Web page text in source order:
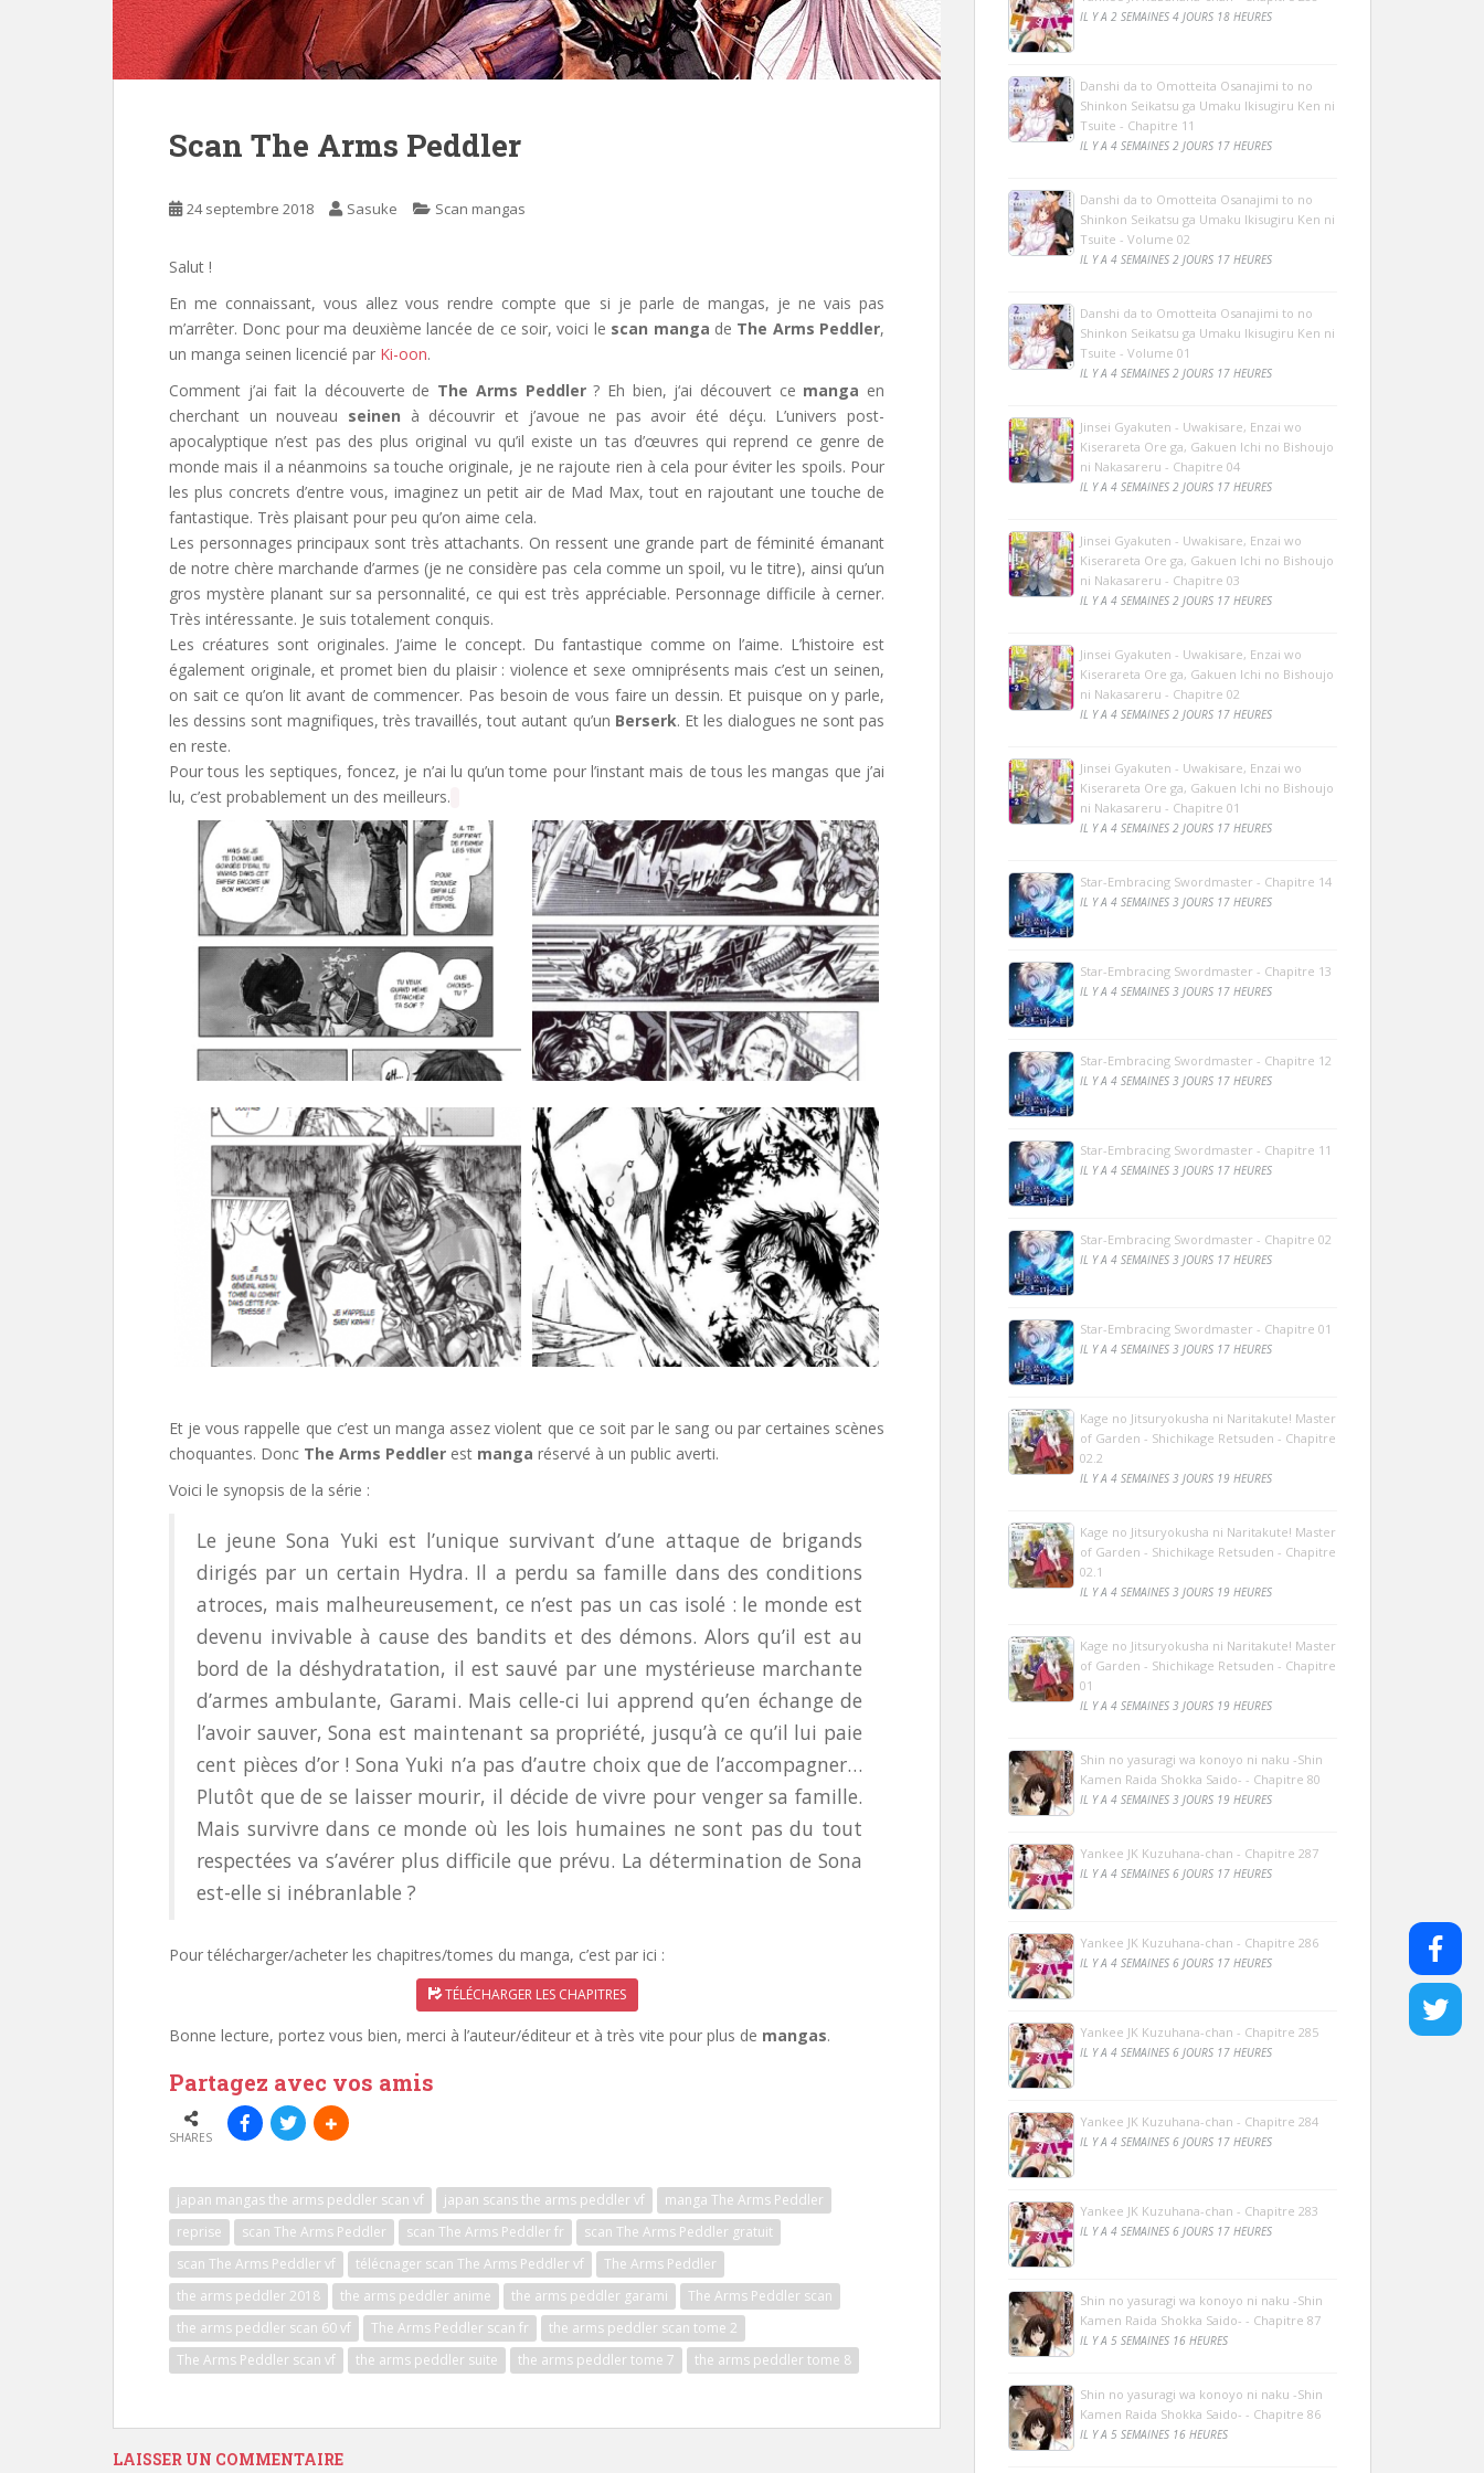
Scan The Arms Peddler
24 septembre 2018 Sasuke Scan mangas
Salut !
En me connaissant, vous allez vous rendre compte que si je parle de mangas, je ne vais pas
m’arrêter. Donc pour ma deuxième lancée de ce soir, voici le scan manga de The Arms Peddler,
un manga seinen licencié par Ki-oon.
Comment j’ai fait la découverte de The Arms Peddler? Eh bien, j‘ai découvert ce manga en
cherchant un nouveau seinen à découvrir et j’avoue ne pas avoir été déçu. L’univers post-
apocalyptique n’est pas des plus original vu qu’il existe un tas d’œuvres qui reprend ce genre de
monde mais il a néanmoins sa touche originale, je ne rajoute rien à cela pour éviter les spoils. Pour
les plus concrets d’entre vous, imaginez un petit air de Mad Max, tout en rajoutant une touche de
fantastique. Très plaisant pour peu qu’on aime cela.
Les personnages principaux sont très attachants. On ressent une grande part de féminité émanant
de notre chère marchande d’armes (je ne considère pas cela comme un spoil, vu le titre), ainsi qu’un
gros mystère planant sur sa personnalité, ce qui est très appréciable. Personnage difficile à cerner.
Très intéressante. Je suis totalement conquis.
Les créatures sont originales. J’aime le concept. Du fantastique comme on l’aime. L’histoire est
également originale, et promet bien du plaisir : violence et sexe omniprésents mais c’est un seinen,
on sait ce qu’on lit avant de commencer. Pas besoin de vous faire un dessin. Et puisque on y parle,
les dessins sont magnifiques, très travaillés, tout autant qu’un Berserk. Et les dialogues ne sont pas
en reste.
Pour tous les septiques, foncez, je n’ai lu qu’un tome pour l’instant mais de tous les mangas que j’ai
lu, c’est probablement un des meilleurs.
Et je vous rappelle que c’est un manga assez violent que ce soit par le sang ou par certaines scènes
choquantes. Donc The Arms Peddler est manga réservé à un public averti.
Voici le synopsis de la série :
Le jeune Sona Yuki est l’unique survivant d’une attaque de brigands
dirigés par un certain Hydra. Il a perdu sa famille dans des conditions
atroces, mais malheureusement, ce n’est pas un cas isolé : le monde est
devenu invivable à cause des bandits et des démons. Alors qu’il est au
bord de la déshydratation, il est sauvé par une mystérieuse marchante
d’armes ambulante, Garami. Mais celle-ci lui apprend qu’en échange de
l’avoir sauver, Sona est maintenant sa propriété, jusqu’à ce qu’il lui paie
cent pièces d’or ! Sona Yuki n’a pas d’autre choix que de l’accompagner…
Plutôt que de se laisser mourir, il décide de vivre pour venger sa famille.
Mais survivre dans ce monde où les lois humaines ne sont pas du tout
respectées va s’avérer plus difficile que prévu. La détermination de Sona
est-elle si inébranlable ?
Pour télécharger/acheter les chapitres/tomes du manga, c’est par ici :
TÉLÉCHARGER LES CHAPITRES
Bonne lecture, portez vous bien, merci à l’auteur/éditeur et à très vite pour plus de mangas.
Partagez avec vos amis
SHARES
japan mangas the arms peddler scan vf japan scans the arms peddler vf
manga The Arms Peddler
reprise
scan The Arms Peddler scan The Arms Peddler fr
scan The Arms Peddler gratuit
scan The Arms Peddler vf
télécnager scan The Arms Peddler vf
The Arms Peddler
the arms peddler 2018
the arms peddler anime the arms peddler garami
The Arms Peddler scan
the arms peddler scan 60 vf
The Arms Peddler scan fr
the arms peddler scan tome 2
The Arms Peddler scan vf
the arms peddler suite the arms peddler tome 7 the arms peddler tome 8
LAISSER UN COMMENTAIRE
IL Y A 2 SEMAINES 4 JOURS 18 HEURES
Danshi da to Omotteita Osanajimi to no
Shinkon Seikatsu ga Umaku Ikisugiru Ken ni
Tsuite - Chapitre 11
IL Y A 4 SEMAINES 2 JOURS 17 HEURES
Danshi da to Omotteita Osanajimi to no
Shinkon Seikatsu ga Umaku Ikisugiru Ken ni
Tsuite - Volume 02
IL Y A 4 SEMAINES 2 JOURS 17 HEURES
Danshi da to Omotteita Osanajimi to no
Shinkon Seikatsu ga Umaku Ikisugiru Ken ni
Tsuite - Volume 01
IL Y A 4 SEMAINES 2 JOURS 17 HEURES
Jinsei Gyakuten - Uwakisare, Enzai wo
Kiserareta Ore ga, Gakuen Ichi no Bishoujo
ni Nakasareru - Chapitre 04
IL Y A 4 SEMAINES 2 JOURS 17 HEURES
Jinsei Gyakuten - Uwakisare, Enzai wo
Kiserareta Ore ga, Gakuen Ichi no Bishoujo
ni Nakasareru - Chapitre 03
IL Y A 4 SEMAINES 2 JOURS 17 HEURES
Jinsei Gyakuten - Uwakisare, Enzai wo
Kiserareta Ore ga, Gakuen Ichi no Bishoujo
ni Nakasareru - Chapitre 02
IL Y A 4 SEMAINES 2 JOURS 17 HEURES
Jinsei Gyakuten - Uwakisare, Enzai wo
Kiserareta Ore ga, Gakuen Ichi no Bishoujo
ni Nakasareru - Chapitre 01
IL Y A 4 SEMAINES 2 JOURS 17 HEURES
Star-Embracing Swordmaster - Chapitre 14
IL Y A 4 SEMAINES 3 JOURS 17 HEURES
Star-Embracing Swordmaster - Chapitre 13
IL Y A 4 SEMAINES 3 JOURS 17 HEURES
Star-Embracing Swordmaster - Chapitre 12
IL Y A 4 SEMAINES 3 JOURS 17 HEURES
Star-Embracing Swordmaster - Chapitre 11
IL Y A 4 SEMAINES 3 JOURS 17 HEURES
Star-Embracing Swordmaster - Chapitre 02
IL Y A 4 SEMAINES 3 JOURS 17 HEURES
Star-Embracing Swordmaster - Chapitre 01
IL Y A 4 SEMAINES 3 JOURS 17 HEURES
Kage no Jitsuryokusha ni Naritakute! Master
of Garden - Shichikage Retsuden - Chapitre
02.2
IL Y A 4 SEMAINES 3 JOURS 19 HEURES
Kage no Jitsuryokusha ni Naritakute! Master
of Garden - Shichikage Retsuden - Chapitre
02.1
IL Y A 4 SEMAINES 3 JOURS 19 HEURES
Kage no Jitsuryokusha ni Naritakute! Master
of Garden - Shichikage Retsuden - Chapitre
01
IL Y A 4 SEMAINES 3 JOURS 19 HEURES
Shin no yasuragi wa konoyo ni naku -Shin
Kamen Raida Shokka Saido- - Chapitre 80
IL Y A 4 SEMAINES 3 JOURS 19 HEURES
Yankee JK Kuzuhana-chan - Chapitre 287
IL Y A 4 SEMAINES 6 JOURS 17 HEURES
Yankee JK Kuzuhana-chan - Chapitre 286
IL Y A 4 SEMAINES 6 JOURS 17 HEURES
Yankee JK Kuzuhana-chan - Chapitre 285
IL Y A 4 SEMAINES 6 JOURS 17 HEURES
Yankee JK Kuzuhana-chan - Chapitre 284
IL Y A 4 SEMAINES 6 JOURS 17 HEURES
Yankee JK Kuzuhana-chan - Chapitre 283
IL Y A 4 SEMAINES 6 JOURS 17 HEURES
Shin no yasuragi wa konoyo ni naku -Shin
Kamen Raida Shokka Saido- - Chapitre 87
IL Y A 5 SEMAINES 16 HEURES
Shin no yasuragi wa konoyo ni naku -Shin
Kamen Raida Shokka Saido- - Chapitre 86
IL Y A 5 SEMAINES 16 HEURES